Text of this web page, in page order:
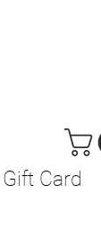
Gift Card